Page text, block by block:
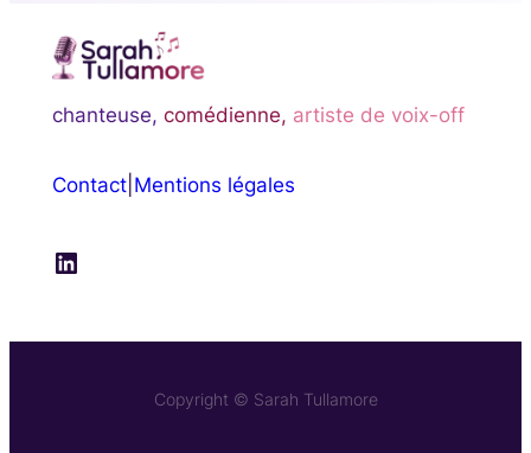
chanteuse, comédienne, artiste de voix-off
Contact| Mentions légales
LinkedIn
Copyright © Sarah Tullamore